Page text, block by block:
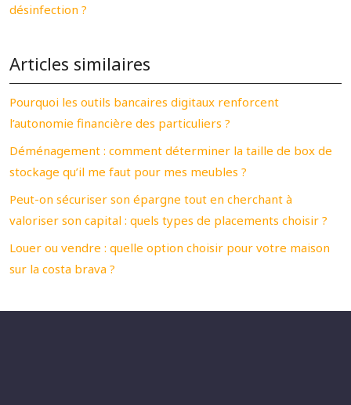
désinfection ?
Articles similaires
Pourquoi les outils bancaires digitaux renforcent
l’autonomie financière des particuliers ?
Déménagement : comment déterminer la taille de box de
stockage qu’il me faut pour mes meubles ?
Peut-on sécuriser son épargne tout en cherchant à
valoriser son capital : quels types de placements choisir ?
Louer ou vendre : quelle option choisir pour votre maison
sur la costa brava ?